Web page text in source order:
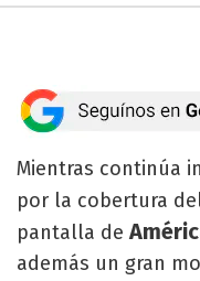
Mientras continúa
por la cobertura
pantalla de
además un gran